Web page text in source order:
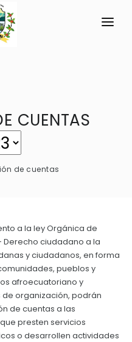
Territorial -
pública
CUENTAS
de cuentas
a la ley Orgánica de
Derecho ciudadano a la
y ciudadanos, en forma
pueblos y
afroecuatoriano y
organización, podrán
de cuentas a las
presten servicios
o desarrollen actividades